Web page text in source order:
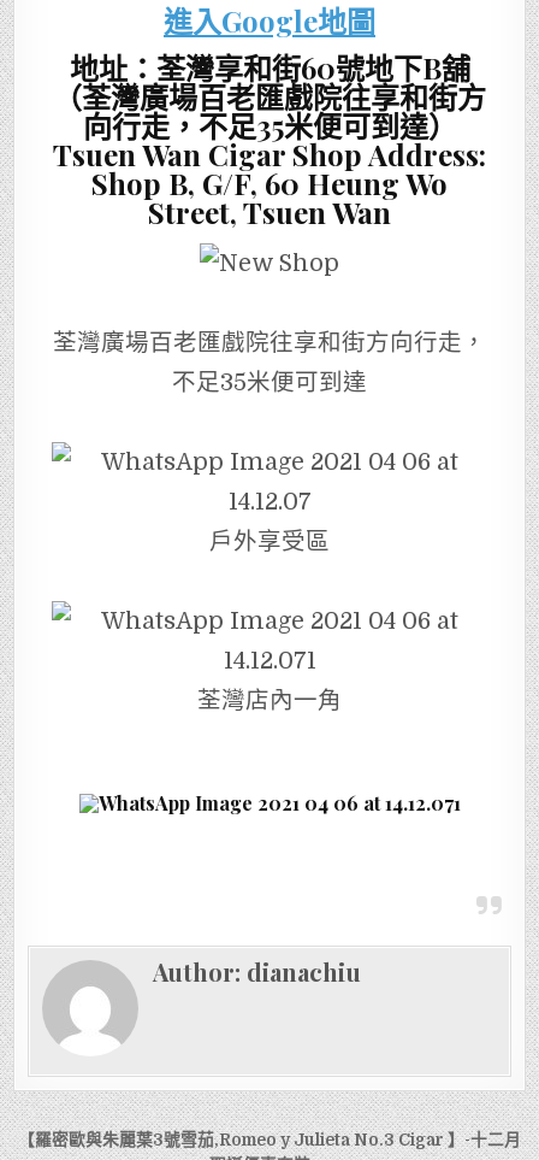
進入Google地圖
地址：荃灣享和街60號地下B舖
（荃灣廣場百老匯戲院往享和街方
向行走，不足35米便可到達）
Tsuen Wan Cigar Shop Address:
Shop B, G/F, 60 Heung Wo
Street, Tsuen Wan
荃灣廣場百老匯戲院往享和街方向行走，
不足35米便可到達
戶外享受區
荃灣店內一角
Author: dianachiu
文
【羅密歐與朱麗葉3號雪茄,Romeo y Julieta No.3 Cigar 】-十二月